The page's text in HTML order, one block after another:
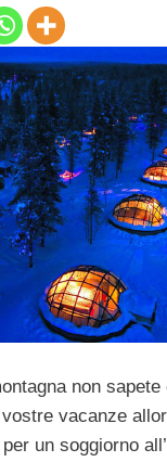
non
vacanze
un soggiorno